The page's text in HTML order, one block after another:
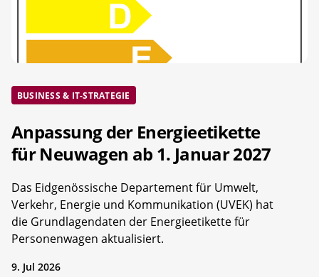
BUSINESS & IT-STRATEGIE
Anpassung der Energieetikette
für Neuwagen ab 1. Januar 2027
Das Eidgenössische Departement für Umwelt,
Verkehr, Energie und Kommunikation (UVEK) hat
die Grundlagendaten der Energieetikette für
Personenwagen aktualisiert.
9. Jul 2026